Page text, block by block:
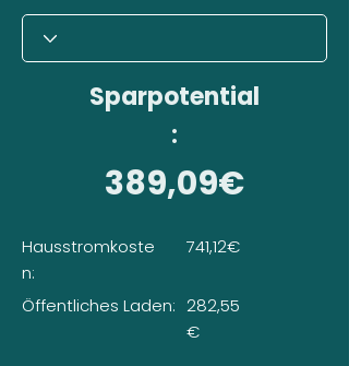
Sparpotential
:
389,09€
Hausstromkoste
n:
Öffentliches Laden:
741,12€
282,55
€